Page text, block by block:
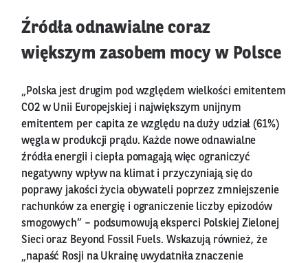
Źródła odnawialne coraz
większym zasobem mocy w Polsce
„Polska jest drugim pod względem wielkości emitentem
CO2 w Unii Europejskiej i największym unijnym
emitentem per capita ze względu na duży udział (61%)
węgla w produkcji prądu. Każde nowe odnawialne
źródła energii i ciepła pomagają więc ograniczyć
negatywny wpływ na klimat i przyczyniają się do
poprawy jakości życia obywateli poprzez zmniejszenie
rachunków za energię i ograniczenie liczby epizodów
smogowych” – podsumowują eksperci Polskiej Zielonej
Sieci oraz Beyond Fossil Fuels. Wskazują również, że
„napaść Rosji na Ukrainę uwydatniła znaczenie